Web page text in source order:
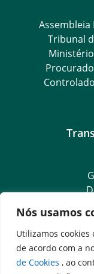
Nós usamos
Utilizamos cookies
de acordo com a
de Cookies , ao
Assembleia
Tribunal
SIC –
e-SIC – Serviço
Acesso às